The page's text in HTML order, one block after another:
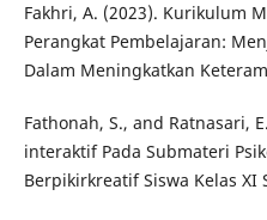
Fakhri, A. (2023). Kurikulum
Perangkat Pembelajaran:
Dalam Meningkatkan
Fathonah, S., and Ratnasari,
interaktif Pada Submateri
Berpikirkreatif Siswa Kelas XI